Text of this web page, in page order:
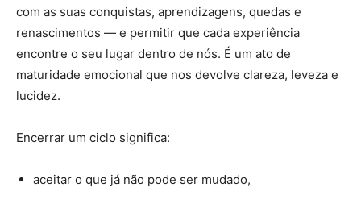
com as suas conquistas, aprendizagens, quedas e
renascimentos — e permitir que cada experiência
encontre o seu lugar dentro de nós. É um ato de
maturidade emocional que nos devolve clareza, leveza e
lucidez.
Encerrar um ciclo significa:
aceitar o que já não pode ser mudado,